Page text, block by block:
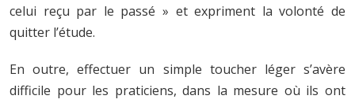
celui reçu par le passé » et expriment la volonté de
quitter l’étude.
En outre, effectuer un simple toucher léger s’avère
difficile pour les praticiens, dans la mesure où ils ont